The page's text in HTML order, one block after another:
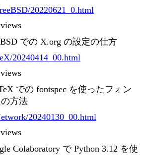
20220621_0.html
での X.org の設定の仕方
20240414_00.html
での fontspec を使ったフォン
の方法
20240130_00.html
Colaboratory で Python 3.12 を使